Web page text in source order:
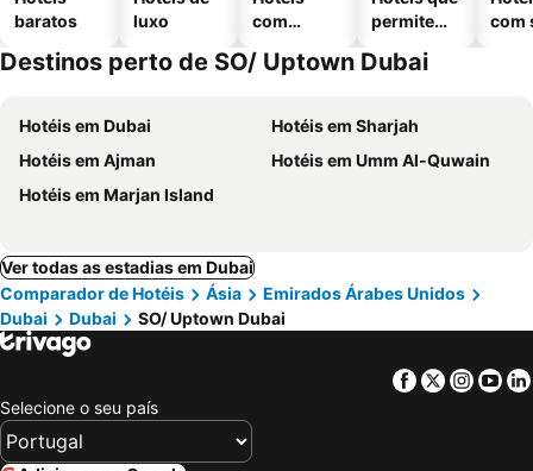
baratos
luxo
com
permitem
com
Destinos perto de SO/ Uptown Dubai
Hotéis em Dubai
Hotéis em Sharjah
Hotéis em Ajman
Hotéis em Umm Al-Quwain
Hotéis em Marjan Island
Ver todas as estadias em Dubai
Comparador de Hotéis
Ásia
Emirados Árabes Unidos
Dubai
Dubai SO/ Uptown Dubai
Facebook
Twitter
Selecione o seu país